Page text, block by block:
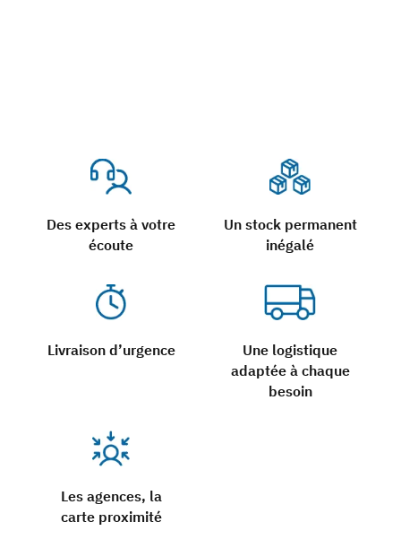
Des experts à votre
écoute
Un stock permanent
inégalé
Livraison d’urgence
Une logistique
adaptée à chaque
besoin
Les agences, la
carte proximité